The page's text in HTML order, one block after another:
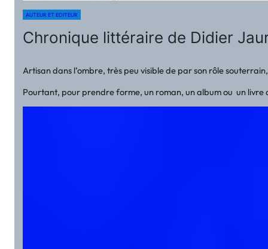
AUTEUR ET EDITEUR
Chronique littéraire de Didier
Artisan dans l’ombre, très peu visible de par son rôle
Pourtant, pour prendre forme, un roman, un album ou un livre